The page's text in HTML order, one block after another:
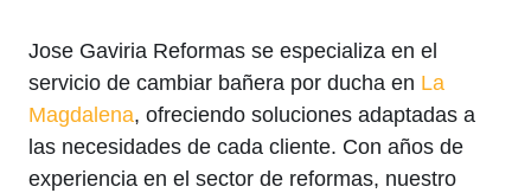
Jose Gaviria Reformas se especializa en el
servicio de cambiar bañera por ducha en La
Magdalena, ofreciendo soluciones adaptadas a
las necesidades de cada cliente. Con años de
experiencia en el sector de reformas, nuestro